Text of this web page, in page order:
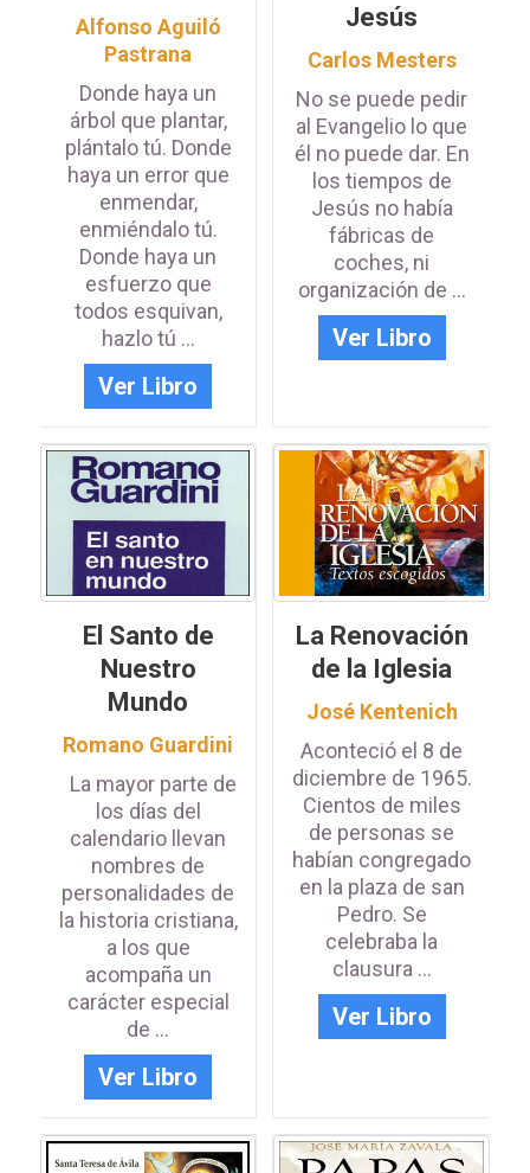
Alfonso Aguiló
Pastrana
Donde haya un
árbol que plantar,
plántalo tú. Donde
haya un error que
enmendar,
enmiéndalo tú.
Donde haya un
esfuerzo que
todos esquivan,
hazlo tú ...
Ver Libro
Jesús
Carlos Mesters
No se puede pedir
al Evangelio lo que
él no puede dar. En
los tiempos de
Jesús no había
fábricas de
coches, ni
organización de ...
Ver Libro
El Santo de
Nuestro
Mundo
Romano Guardini
La mayor parte de
los días del
calendario llevan
nombres de
personalidades de
la historia cristiana,
a los que
acompaña un
carácter especial
de ...
Ver Libro
La Renovación
de la Iglesia
José Kentenich
Aconteció el 8 de
diciembre de 1965.
Cientos de miles
de personas se
habían congregado
en la plaza de san
Pedro. Se
celebraba la
clausura ...
Ver Libro